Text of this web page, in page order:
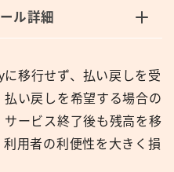
ル詳細
移行せず、払い戻しを受
い戻しを希望する場合の
ービス終了後も残高を移
用者の利便性を大きく損